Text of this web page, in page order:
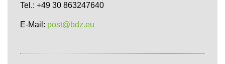
Tel.: +49 30 863247640
E-Mail: post@bdz.eu